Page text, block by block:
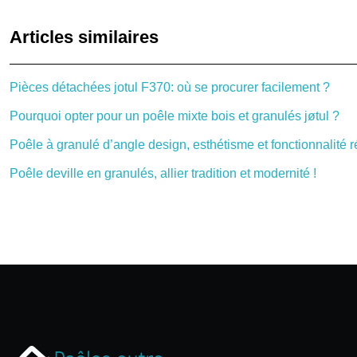
Articles similaires
Pièces détachées jotul F370: où se procurer facilement ?
Pourquoi opter pour un poêle mixte bois et granulés jøtul ?
Poêle à granulé d’angle design, esthétisme et fonctionnalité
Poêle deville en granulés, allier tradition et modernité !